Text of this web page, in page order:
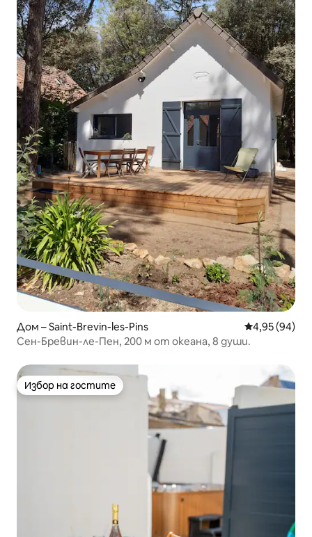
Дом – Saint-Brevin-les-Pins Средна
4,95 (94)
Сен-Бревин-ле-Пен, 200 м от океана, 8 души.
Избор на гостите
Избор на гостите